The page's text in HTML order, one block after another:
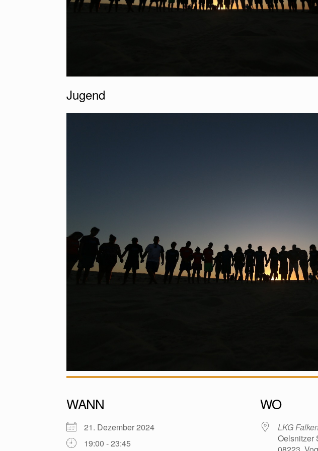
Jugend
WANN
21. Dezember 2024
19:00 - 23:45
WO
LKG
Oelsnitzer